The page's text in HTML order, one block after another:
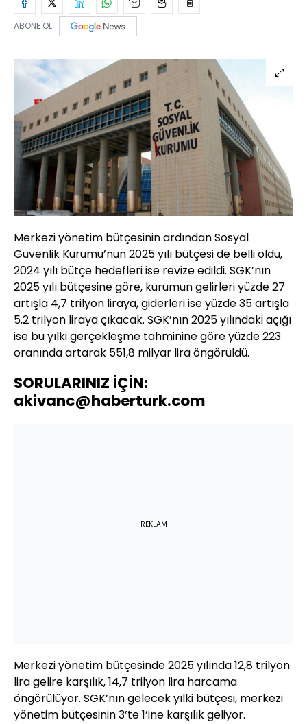
ABONE OL
Merkezi yönetim bütçesinin ardından Sosyal
Güvenlik Kurumu’nun 2025 yılı bütçesi de belli oldu,
2024 yılı bütçe hedefleri ise revize edildi. SGK’nın
2025 yılı bütçesine göre, kurumun gelirleri yüzde 27
artışla 4,7 trilyon liraya, giderleri ise yüzde 35 artışla
5,2 trilyon liraya çıkacak. SGK’nın 2025 yılındaki açığı
ise bu yılki gerçekleşme tahminine göre yüzde 223
oranında artarak 551,8 milyar lira öngörüldü.
SORULARINIZ İÇİN:
akivanc@haberturk.com
REKLAM
Merkezi yönetim bütçesinde 2025 yılında 12,8 trilyon
lira gelire karşılık, 14,7 trilyon lira harcama
öngörülüyor. SGK’nın gelecek yılki bütçesi, merkezi
yönetim bütçesinin 3’te 1’ine karşılık geliyor.